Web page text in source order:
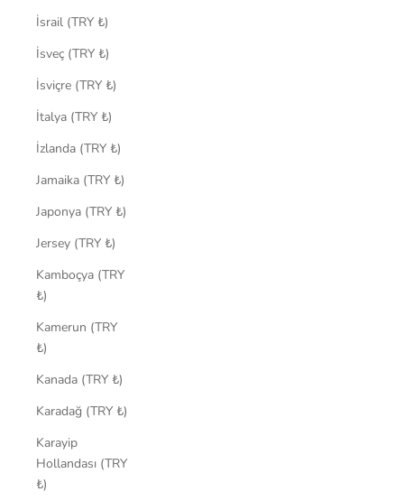
İsrail (TRY ₺)
İsveç (TRY ₺)
İsviçre (TRY ₺)
İtalya (TRY ₺)
İzlanda (TRY ₺)
Jamaika (TRY ₺)
Japonya (TRY ₺)
Jersey (TRY ₺)
Kamboçya (TRY
₺)
Kamerun (TRY
₺)
Kanada (TRY ₺)
Karadağ (TRY ₺)
Karayip
Hollandası (TRY
₺)